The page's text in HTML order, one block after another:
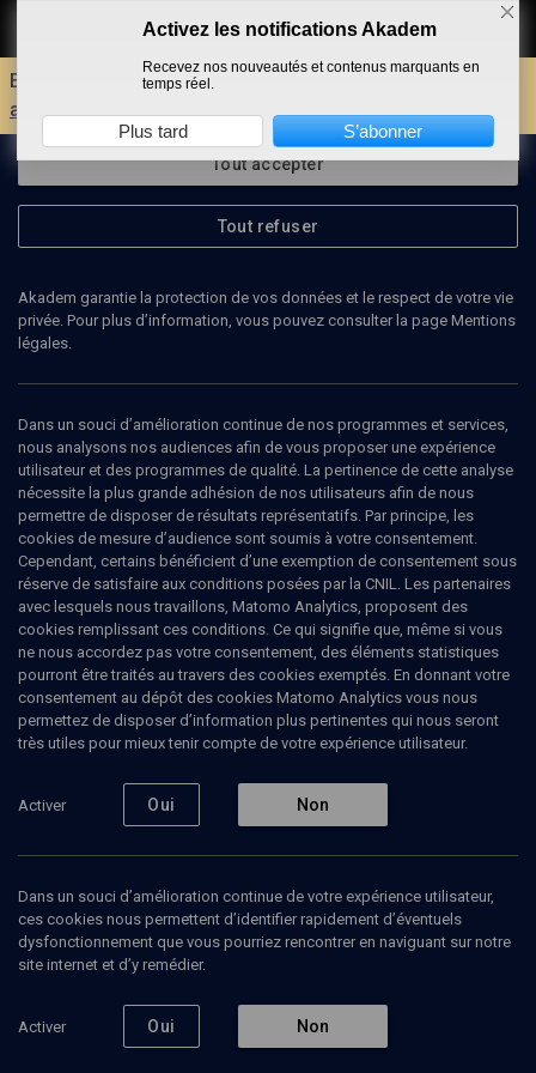
Faire un don
Envie d'encore plus d'AKADEM ?
Découvrez les
avantages d'un compte !
Ajouter J’aime
Tous 1 Vidéos 1
Vidéos 1
aux
compositeurs
- n° 2
Concert des "Voix
Etouffées"
Regarder
Tout accepter
Tout refuser
Akadem garantie la protection de vos données et le respect de votre vie
privée. Pour plus d’information, vous pouvez consulter la page Mentions
légales.
Dans un souci d’amélioration continue de nos programmes et services,
nous analysons nos audiences afin de vous proposer une expérience
utilisateur et des programmes de qualité. La pertinence de cette analyse
nécessite la plus grande adhésion de nos utilisateurs afin de nous
permettre de disposer de résultats représentatifs. Par principe, les
cookies de mesure d’audience sont soumis à votre consentement.
Cependant, certains bénéficient d’une exemption de consentement sous
réserve de satisfaire aux conditions posées par la CNIL. Les partenaires
avec lesquels nous travaillons, Matomo Analytics, proposent des
cookies remplissant ces conditions. Ce qui signifie que, même si vous
ne nous accordez pas votre consentement, des éléments statistiques
pourront être traités au travers des cookies exemptés. En donnant votre
consentement au dépôt des cookies Matomo Analytics vous nous
permettez de disposer d’information plus pertinentes qui nous seront
très utiles pour mieux tenir compte de votre expérience utilisateur.
Activer Oui Non
Dans un souci d’amélioration continue de votre expérience utilisateur,
ces cookies nous permettent d’identifier rapidement d’éventuels
dysfonctionnement que vous pourriez rencontrer en naviguant sur notre
site internet et d’y remédier.
Activer Oui Non
Activez les notifications Akadem
Recevez nos nouveautés et contenus marquants en
temps réel.
Plus tard S’abonner